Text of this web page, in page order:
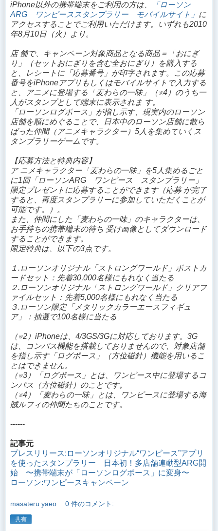
iPhone以外の携帯端末をご利用の方は、
「ローソン
ARG ワンピーススタンプラリー モバイルサイト」 に
アクセスすることでご利用いただけます。いずれも2010
年8月10日（火）より。
店 舗で、キャンペーン対象商品となる商品＝「おにぎ
り」（セットおにぎりを含む全おにぎり）を購入する
と、レシートに「応募番号」が印字されます。この応募
番号をiPhoneアプリもしくはモバイルサイトで入力する
と、アニメに登場する「麦わらの一味」（※4）のうち一
人がスタンプとして端末に表示されま す。
「ローソンログポース」が指し示す、現実内のローソン
店舗を順にめぐることで、日本中のローソン店舗に散ら
ばった仲間（アニメキャラクター）5人を集めていくス
タンプラリーゲームです。
【応募方法と特典内容】
ア ニメキャラクター「麦わらの一味」を5人集めるごと
に1回「ローソンARG ワンピース スタンプラリー」
限定プレゼントに応募することができます（応募 が完了
すると、再度スタンプラリーに参加していただくことが
可能です。）。
また、仲間にした「麦わらの一味」のキャラクターは、
お手持ちの携帯端末の待ち 受け画像としてダウンロード
することができます。
限定特典は、以下の3点です。
１.ローソンオリジナル「ストロングワールド」ポストカ
ードセット：先着30,000名様にもれなく当たる
２.ローソンオリジナル「ストロングワールド」クリアフ
ァイルセット：先着5,000名様にもれなく当たる
３.ローソン限定「メタリックカラーエースフィギュ
ア」：抽選で100名様に当たる
（※2）iPhoneは、4/3GS/3Gに対応しております。3G
は、コンパス機能を搭載しておりませんので、対象店舗
を指し示す「ログポース」（方位磁針）機能を用いるこ
とはできません。
（※3）「ログポース」とは、ワンピース中に登場するコ
ンパス（方位磁針）のことです。
（※4）「麦わらの一味」とは、ワンピースに登場する海
賊ルフィの仲間たちのことです。
------
記事元
プレスリリース:ローソンオリジナル“ワンピース”アプリ
を使ったスタンプラリー 日本初！多店舗連動型ARG開
始 〜携帯端末が「ローソンログポース」に変身〜
ローソン:ワンピースキャンペーン
masateru yaeo 0 件のコメント:
共有